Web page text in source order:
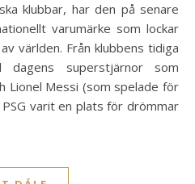
klubbar, har den på senare
varumärke som lockar
världen. Från klubbens tidiga
superstjärnor som
Lionel Messi (som spelade för
varit en plats för drömmar